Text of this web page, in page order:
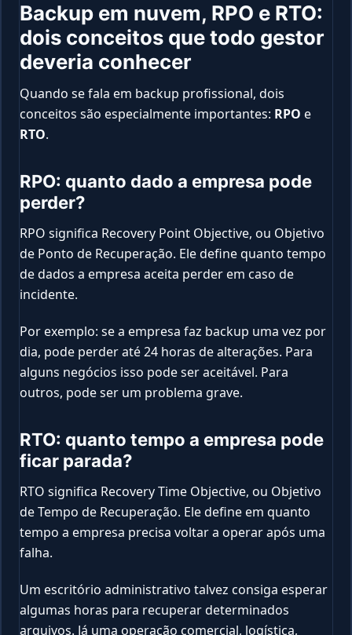
Backup em nuvem, RPO e RTO:
dois conceitos que todo gestor
deveria conhecer
Quando se fala em backup profissional, dois
conceitos são especialmente importantes: RPO e
RTO.
RPO: quanto dado a empresa pode
perder?
RPO significa Recovery Point Objective, ou Objetivo
de Ponto de Recuperação. Ele define quanto tempo
de dados a empresa aceita perder em caso de
incidente.
Por exemplo: se a empresa faz backup uma vez por
dia, pode perder até 24 horas de alterações. Para
alguns negócios isso pode ser aceitável. Para
outros, pode ser um problema grave.
RTO: quanto tempo a empresa pode
ficar parada?
RTO significa Recovery Time Objective, ou Objetivo
de Tempo de Recuperação. Ele define em quanto
tempo a empresa precisa voltar a operar após uma
falha.
Um escritório administrativo talvez consiga esperar
algumas horas para recuperar determinados
arquivos. Já uma operação comercial, logística,